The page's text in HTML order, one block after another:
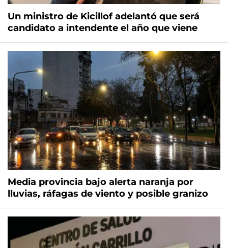
Un ministro de Kicillof adelantó que será
candidato a intendente el año que viene
Media provincia bajo alerta naranja por
lluvias, ráfagas de viento y posible granizo